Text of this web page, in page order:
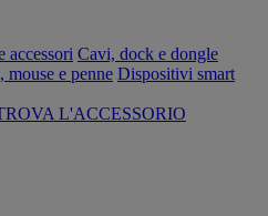
accessori Cavi, dock e dongle
mouse e penne Dispositivi smart
L'ACCESSORIO